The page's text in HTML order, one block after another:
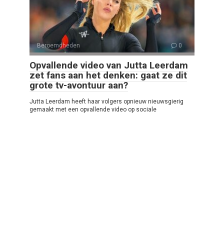
Beroemdheden 0
Opvallende video van Jutta Leerdam
zet fans aan het denken: gaat ze dit
grote tv-avontuur aan?
Jutta Leerdam heeft haar volgers opnieuw nieuwsgierig
gemaakt met een opvallende video op sociale